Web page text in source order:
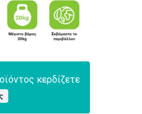
κερδίζετε